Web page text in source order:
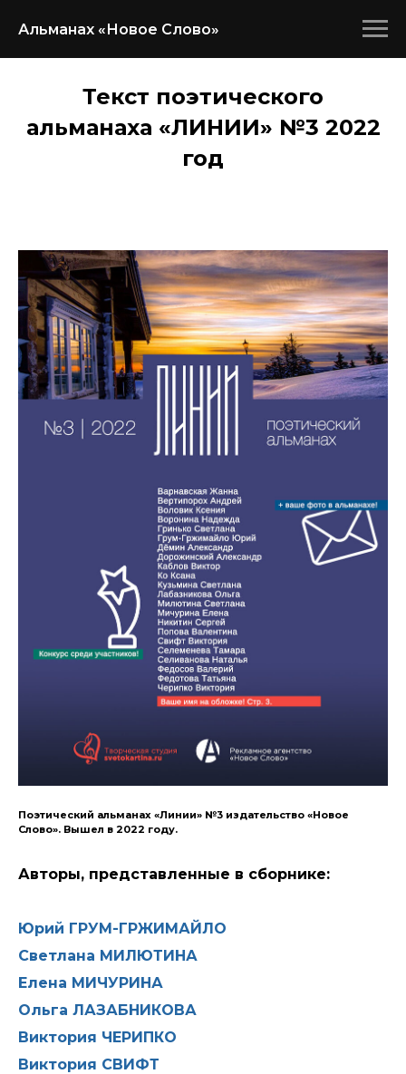
Альманах «Новое Слово»
Текст поэтического
альманаха «ЛИНИИ» №3 2022
год
Поэтический альманах «Линии» №3 издательство «Новое
Слово». Вышел в 2022 году.
Авторы, представленные в сборнике:
Юрий ГРУМ-ГРЖИМАЙЛО
Светлана МИЛЮТИНА
Елена МИЧУРИНА
Ольга ЛАЗАБНИКОВА
Виктория ЧЕРИПКО
Виктория СВИФТ